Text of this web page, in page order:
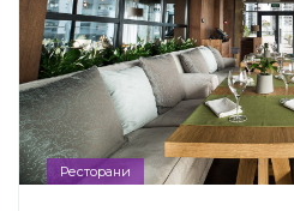
Ресторани